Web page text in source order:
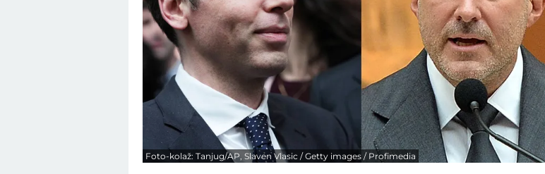
Foto-kolaž: Tanjug/AP, Slaven Vlasic / Getty images / Profimedia